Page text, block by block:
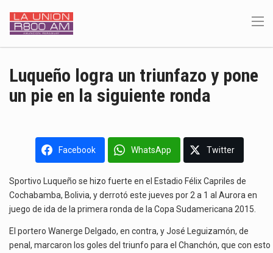
Luqueño logra un triunfazo y pone
un pie en la siguiente ronda
Facebook WhatsApp Twitter
Sportivo Luqueño se hizo fuerte en el Estadio Félix Capriles de
Cochabamba, Bolivia, y derrotó este jueves por 2 a 1 al Aurora en
juego de ida de la primera ronda de la Copa Sudamericana 2015.
El portero Wanerge Delgado, en contra, y José Leguizamón, de
penal, marcaron los goles del triunfo para el Chanchón, que con esto